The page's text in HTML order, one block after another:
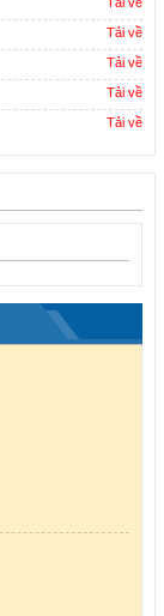
Tải về
Tải về
Tải về
Tải về